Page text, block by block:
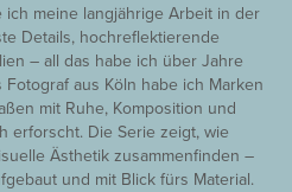
meine langjährige Arbeit in der
Details, hochreflektierende
– all das habe ich über Jahre
aus Köln habe ich Marken
mit Ruhe, Komposition und
erforscht. Die Serie zeigt, wie
Ästhetik zusammenfinden –
und mit Blick fürs Material.